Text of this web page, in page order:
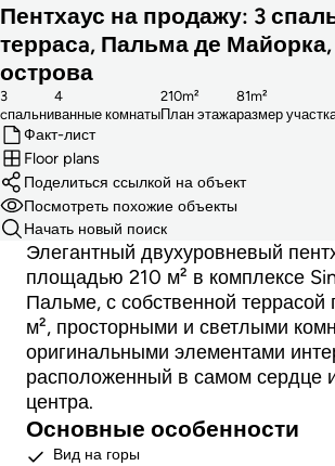
Пентхаус на продажу: 3
террасa, Пальма де
острова
cпальни
3
ванные комнаты
4
План этажа
210m²
размер
81m²
Факт-лист
Floor plans
Поделиться ссылкой на объект
Посмотреть похожие объекты
Начать новый поиск
Элегантный двухуровневый
площадью 210 м² в комплексе
Пальме, с собственной
м², просторными и светлыми
оригинальными элементами
расположенный в самом сердце
центра.
Основные особенности
Вид на горы